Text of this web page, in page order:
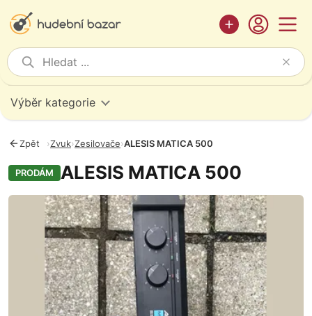
Výběr kategorie
Zpět ›Zvuk›Zesilovače›ALESIS MATICA 500
PRODÁM ALESIS MATICA 500
Fotografie